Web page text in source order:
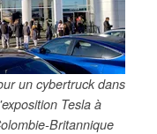
un cybertruck dans
Tesla à
Britannique